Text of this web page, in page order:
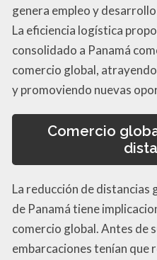
genera empleo y
La eficiencia logística
consolidado a Panamá
comercio global,
y promoviendo nuevas
Comercio
La reducción de distancias
de Panamá tiene
comercio global. Antes de
embarcaciones tenían que